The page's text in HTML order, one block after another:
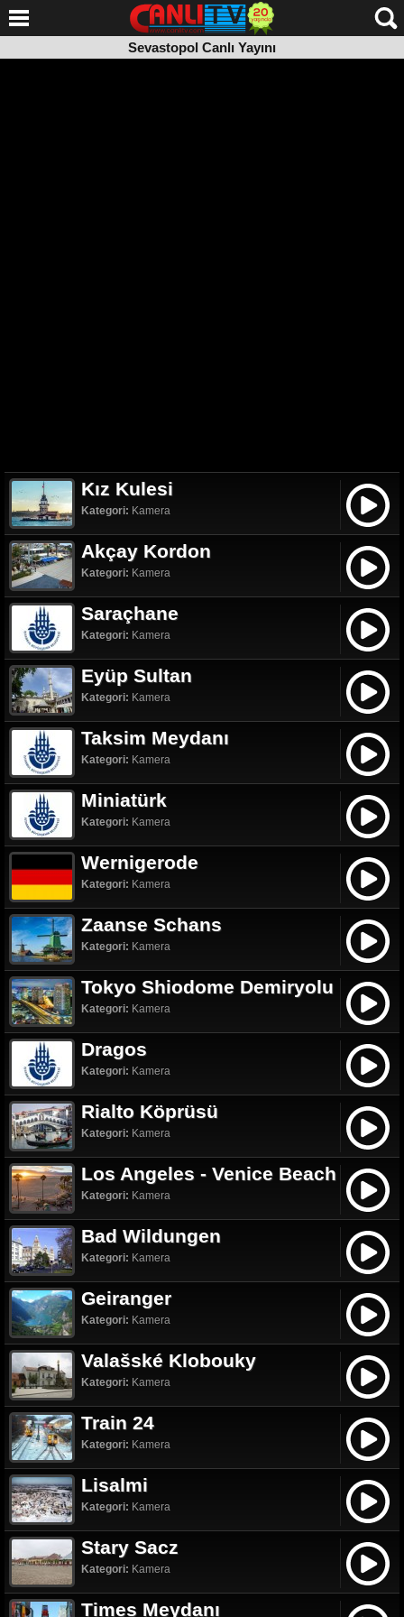
Sevastopol Canlı Yayını
Kız Kulesi
Kategori: Kamera
Akçay Kordon
Kategori: Kamera
Saraçhane
Kategori: Kamera
Eyüp Sultan
Kategori: Kamera
Taksim Meydanı
Kategori: Kamera
Miniatürk
Kategori: Kamera
Wernigerode
Kategori: Kamera
Zaanse Schans
Kategori: Kamera
Tokyo Shiodome Demiryolu
Kategori: Kamera
Dragos
Kategori: Kamera
Rialto Köprüsü
Kategori: Kamera
Los Angeles - Venice Beach
Kategori: Kamera
Bad Wildungen
Kategori: Kamera
Geiranger
Kategori: Kamera
Valašské Klobouky
Kategori: Kamera
Train 24
Kategori: Kamera
Lisalmi
Kategori: Kamera
Stary Sacz
Kategori: Kamera
Times Meydanı